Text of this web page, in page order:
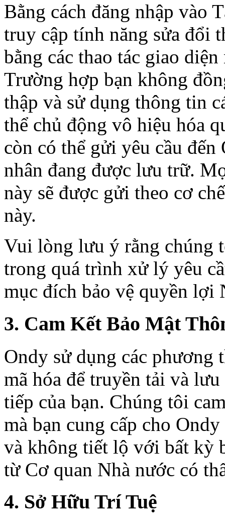
Bằng cách đăng nhập vào
truy cập tính năng sửa đổi
bằng các thao tác giao
Trường hợp bạn không
thập và sử dụng thông tin
thể chủ động vô hiệu hóa
còn có thể gửi yêu cầu
nhân đang được lưu trữ.
này sẽ được gửi theo cơ
này.
Vui lòng lưu ý rằng chúng
trong quá trình xử lý yêu
mục đích bảo vệ quyền lợi
3. Cam Kết Bảo Mật
Ondy sử dụng các phương
mã hóa để truyền tải và
tiếp của bạn. Chúng tôi
mà bạn cung cấp cho
và không tiết lộ với bất kỳ
từ Cơ quan Nhà nước có
4. Sở Hữu Trí Tuệ